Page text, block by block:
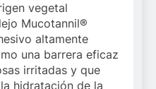
vegetal
Mucotannil®
altamente
una barrera eficaz
irritadas y que
hidratación de la